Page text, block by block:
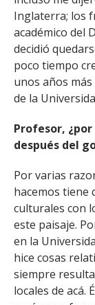
Inglaterra; los
académico del
decidió
poco tiempo
unos años
de la
Profesor,
después del
Por varias
hacemos tiene
culturales con
este paisaje.
en la
hice cosas
siempre
locales de acá.